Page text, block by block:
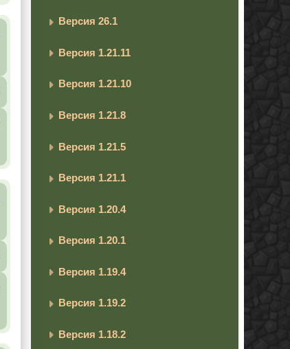
Версия 26.1
Версия 1.21.11
Версия 1.21.10
Версия 1.21.8
Версия 1.21.5
Версия 1.21.1
Версия 1.20.4
Версия 1.20.1
Версия 1.19.4
Версия 1.19.2
Версия 1.18.2